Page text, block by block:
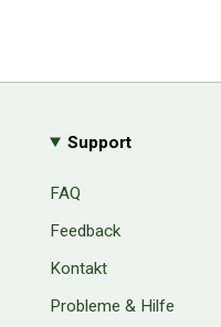
Support
FAQ
Feedback
Kontakt
Probleme & Hilfe